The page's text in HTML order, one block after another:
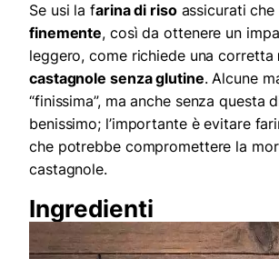
Se usi la farina di risoassicurati che
finemente, così da ottenere un
leggero, come richiede una corretta
castagnole senza glutine. Alcune
“finissima”, ma anche senza questa
benissimo; l’importante è evitare
che potrebbe compromettere la
castagnole.
Ingredienti